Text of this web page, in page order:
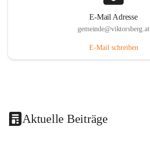
E-Mail Adresse
gemeinde@viktorsberg.at
E-Mail schreiben
Aktuelle Beiträge